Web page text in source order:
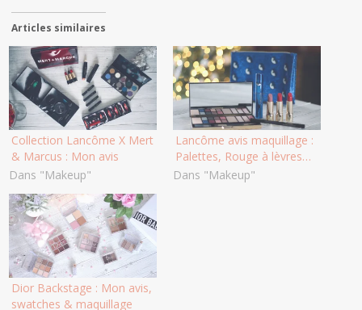
Articles similaires
Collection Lancôme X Mert
& Marcus : Mon avis
Dans "Makeup"
Lancôme avis maquillage :
Palettes, Rouge à lèvres…
Dans "Makeup"
Dior Backstage : Mon avis,
swatches & maquillage